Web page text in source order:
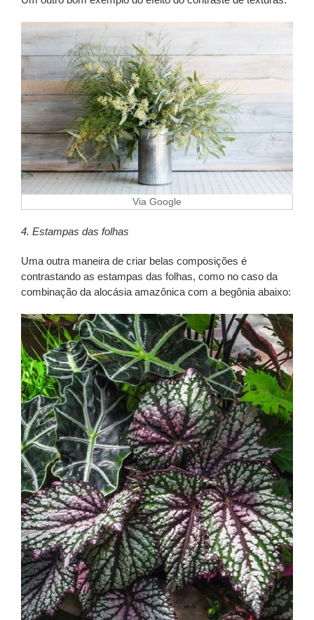
Via Google
4. Estampas das folhas
Uma outra maneira de criar belas composições é
contrastando as estampas das folhas, como no caso da
combinação da alocásia amazônica com a begônia abaixo: